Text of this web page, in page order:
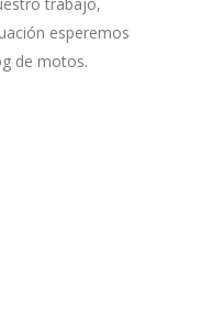
trabajo,
esperemos
de motos.